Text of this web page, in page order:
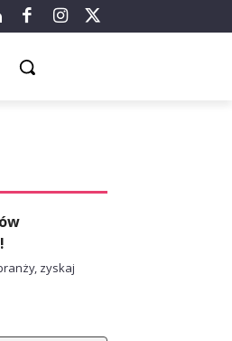
zyskaj